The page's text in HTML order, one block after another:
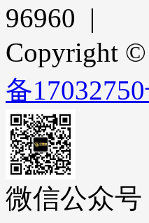
96960 |
Copyright
备
微信公众号